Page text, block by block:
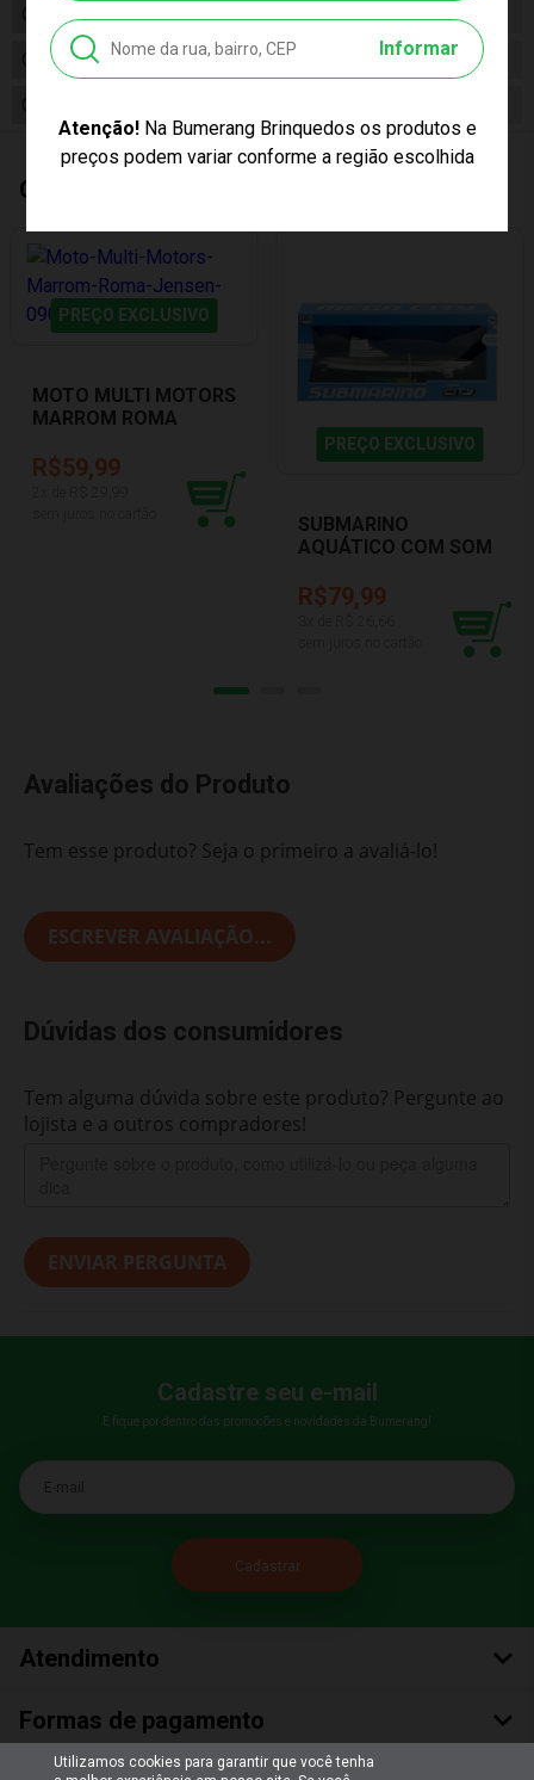
Informar
Atenção!Na Bumerang Brinquedos os produtos e
preços podem variar conforme a região escolhida
Composição
Conteúdo da Embalagem 01 Caminhão Escavadeira 1/50
Cor Produto
Quem Comprou, Também Levou
PREÇO EXCLUSIVO
MOTO MULTI MOTORS
MARROM ROMA
R$59,99
PREÇO EXCLUSIVO
SUBMARINO
AQUÁTICO COM SOM
R$79,99
Avaliações do Produto
Tem esse produto? Seja o primeiro a avaliá-lo!
ESCREVER AVALIAÇÃO...
Dúvidas dos consumidores
Tem alguma dúvida sobre este produto? Pergunte ao
lojista e a outros compradores!
ENVIAR PERGUNTA
Cadastre seu e-mail
E fique por dentro das promoções e novidades da Bumerang!
E-mail
Atendimento
Formas de pagamento
Utilizamos cookies para garantir que você tenha